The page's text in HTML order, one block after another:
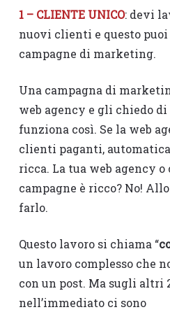
1 – CLIENTE UNICO: devi
nuovi clienti e questo
campagne di marketing.
Una campagna di
web agency e gli chiedo
funziona così. Se la web
clienti paganti,
ricca. La tua web agency
campagne è ricco? No!
farlo.
Questo lavoro si chiama “
un lavoro complesso che
con un post. Ma sugli altri
nell’immediato ci sono